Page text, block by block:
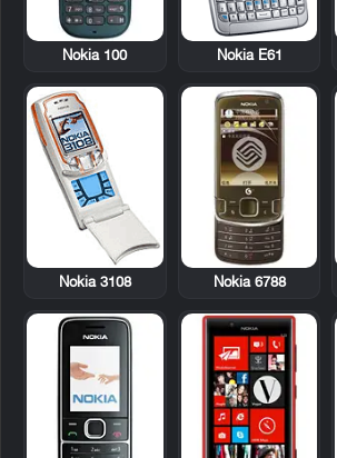
Nokia E61
Nokia 100
Nokia 6788
Nokia 3108